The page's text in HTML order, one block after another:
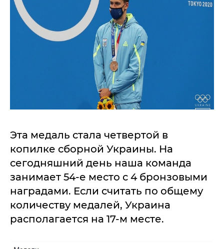
Эта медаль стала четвертой в
копилке сборной Украины. На
сегодняшний день наша команда
занимает 54-е место с 4 бронзовыми
наградами. Если считать по общему
количеству медалей, Украина
располагается на 17-м месте.